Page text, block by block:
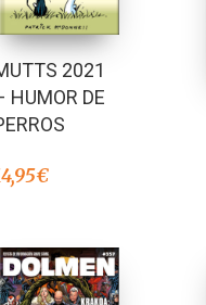
2021
HUMOR DE
€